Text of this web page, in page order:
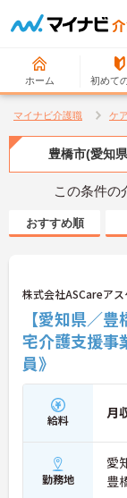
ホーム 初めて
マイナビ介護職 ケ
豊橋市(愛知
この条件の
おすすめ順
株式会社ASCareア
【愛知県／
宅介護支援事
員》
給料 月
勤務地
愛
豊